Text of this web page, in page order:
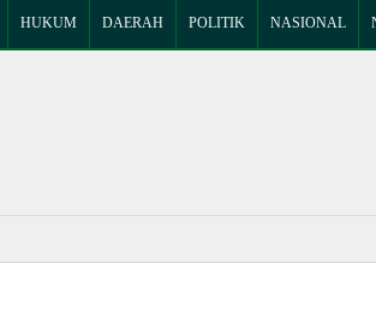
HUKUM DAERAH POLITIK NASIONAL